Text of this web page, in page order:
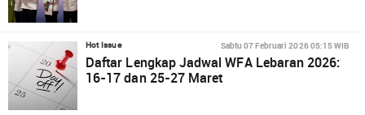
Hot Issue Sabtu 07 Februari 2026 05:15 WIB
Daftar Lengkap Jadwal WFA Lebaran 2026:
16-17 dan 25-27 Maret